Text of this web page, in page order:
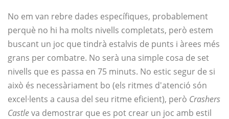
No em van rebre dades específiques, probablement
perquè no hi ha molts nivells completats, però estem
buscant un joc que tindrà estalvis de punts i àrees més
grans per combatre. No serà una simple cosa de set
nivells que es passa en 75 minuts. No estic segur de si
això és necessàriament bo (els ritmes d'atenció són
excel·lents a causa del seu ritme eficient), però Crashers
Castleva demostrar que es pot crear un joc amb estil